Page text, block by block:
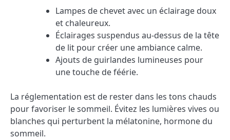
Lampes de chevet avec un éclairage doux
et chaleureux.
Éclairages suspendus au-dessus de la tête
de lit pour créer une ambiance calme.
Ajouts de guirlandes lumineuses pour
une touche de féérie.
La réglementation est de rester dans les tons chauds
pour favoriser le sommeil. Évitez les lumières vives ou
blanches qui perturbent la mélatonine, hormone du
sommeil.